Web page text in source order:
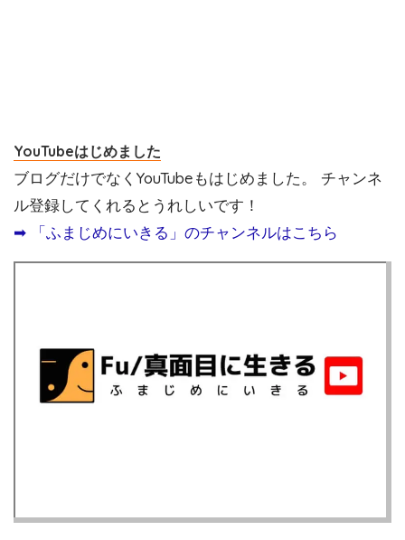
YouTubeはじめました
ブログだけでなくYouTubeもはじめました。 チャンネ
ル登録してくれるとうれしいです！
➡︎ 「ふまじめにいきる」のチャンネルはこちら